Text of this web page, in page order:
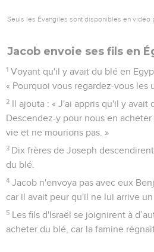
Seuls les Évangiles sont disponibles en vidéo
Jacob envoie ses fils en
1 Voyant qu'il y avait du blé en
« Pourquoi vous regardez-vous les
2 Il ajouta : « J'ai appris qu'il y avait
Descendez-y pour nous en
vie et ne mourions pas. »
3 Dix frères de Joseph
du blé.
4 Jacob n'envoya pas avec eux
car il avait peur qu'il ne lui arrive un
5 Les fils d'Israël se joignirent à
acheter du blé, car la famine